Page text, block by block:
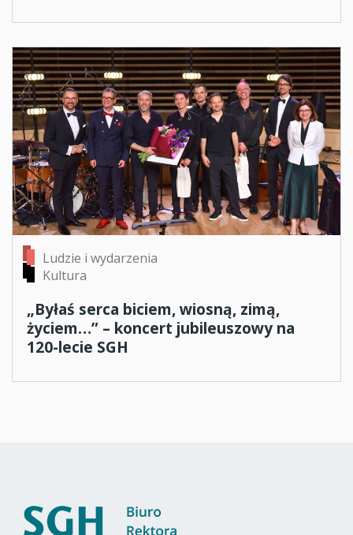
Ludzie i wydarzenia
Kultura
„Byłaś serca biciem, wiosną, zimą,
życiem…” – koncert jubileuszowy na
120-lecie SGH